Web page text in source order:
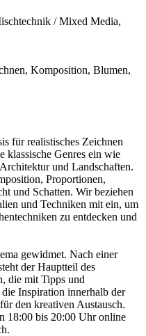
/ Mixed Media,
Komposition, Blumen,
für realistisches Zeichnen
klassische Genres ein wie
und Landschaften.
Proportionen,
und Schatten. Wir beziehen
und Techniken mit ein, um
zu entdecken und
gewidmet. Nach einer
der Hauptteil des
die mit Tipps und
Inspiration innerhalb der
den kreativen Austausch.
18:00 bis 20:00 Uhr online